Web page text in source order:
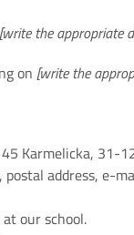
[write the appropriate
on [write the
Karmelicka, 31-
address, e-
our school.